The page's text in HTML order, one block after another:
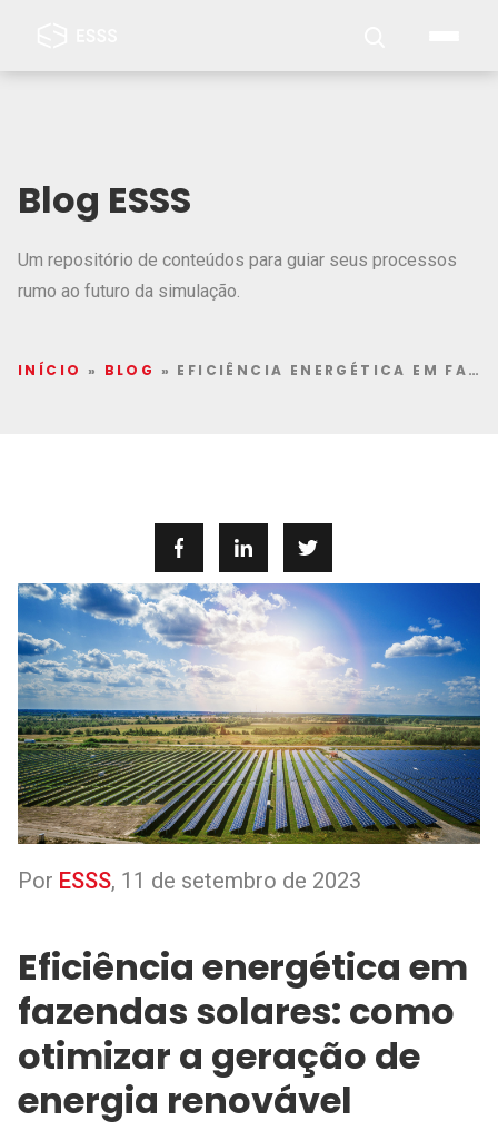
Blog ESSS
Um repositório de conteúdos para guiar seus processos
rumo ao futuro da simulação.
INÍCIO » BLOG » EFICIÊNCIA ENERGÉTICA EM FAZENDAS SOLARES: COMO OTIMIZAR A GERAÇÃO DE ENERGIA RENOVÁVEL
Por ESSS, 11 de setembro de 2023
Eficiência energética em
fazendas solares: como
otimizar a geração de
energia renovável